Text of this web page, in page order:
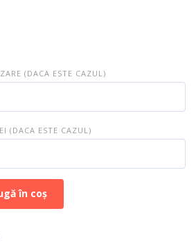
(DACA ESTE CAZUL)
(DACA ESTE CAZUL)
în coș